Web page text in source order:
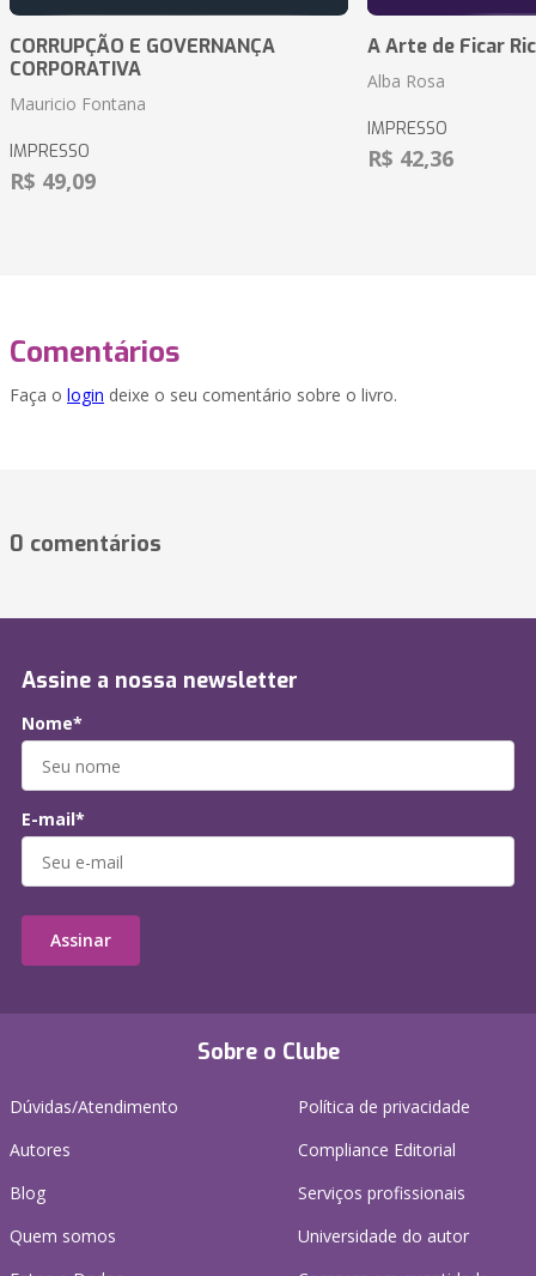
CORRUPÇÃO E GOVERNANÇA
CORPORATIVA
Mauricio Fontana
IMPRESSO
R$ 49,09
A Arte de Ficar
Alba Rosa
IMPRESSO
R$ 42,36
Comentários
Faça o login deixe o seu comentário sobre o livro.
0 comentários
Sobre o Clube
Dúvidas/Atendimento
Autores
Blog
Quem somos
Política de privacidade
Compliance Editorial
Serviços profissionais
Universidade do autor
Assine a nossa newsletter
Nome*
E-mail*
Assinar